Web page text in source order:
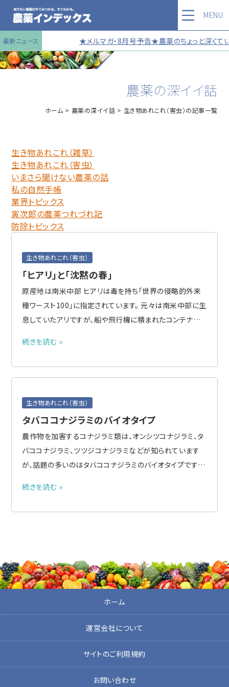
最新ニュース ★メルマガ・8月号予告★農薬のちょっと深
MENU
農薬の深イイ話
ホーム 農薬の深イイ話 生き物あれこれ（害虫）の記事一覧
生き物あれこれ（雑草）
生き物あれこれ（害虫）
いまさら聞けない農薬の話
私の自然手帳
業界トピックス
寅次郎の農薬つれづれ記
防除トピックス
生き物あれこれ（害虫）
「ヒアリ」と「沈黙の春」
原産地は南米中部 ヒアリは毒を持ち「世界の侵略的外来
種ワースト100」に指定されています。 元々は南米中部に生
息していたアリですが、船や飛行機に積まれたコンテナや
リブ諸島に次々と侵入し、2000年代には原産地から遠く離
されるよ..
続きを読む »
生き物あれこれ（害虫）
タバココナジラミのバイオタイプ
農作物を加害するコナジラミ類は、オンシツコナジラミ、タ
バココナジラミ、ツツジコナジラミなどが知られています
が、話題の多いのはタバココナジラミのバイオタイプです。
は世界的に分布し、形態的には区別できませんが、寄主植
続きを読む »
ホーム
運営会社について
サイトのご利用規約
お問い合わせ